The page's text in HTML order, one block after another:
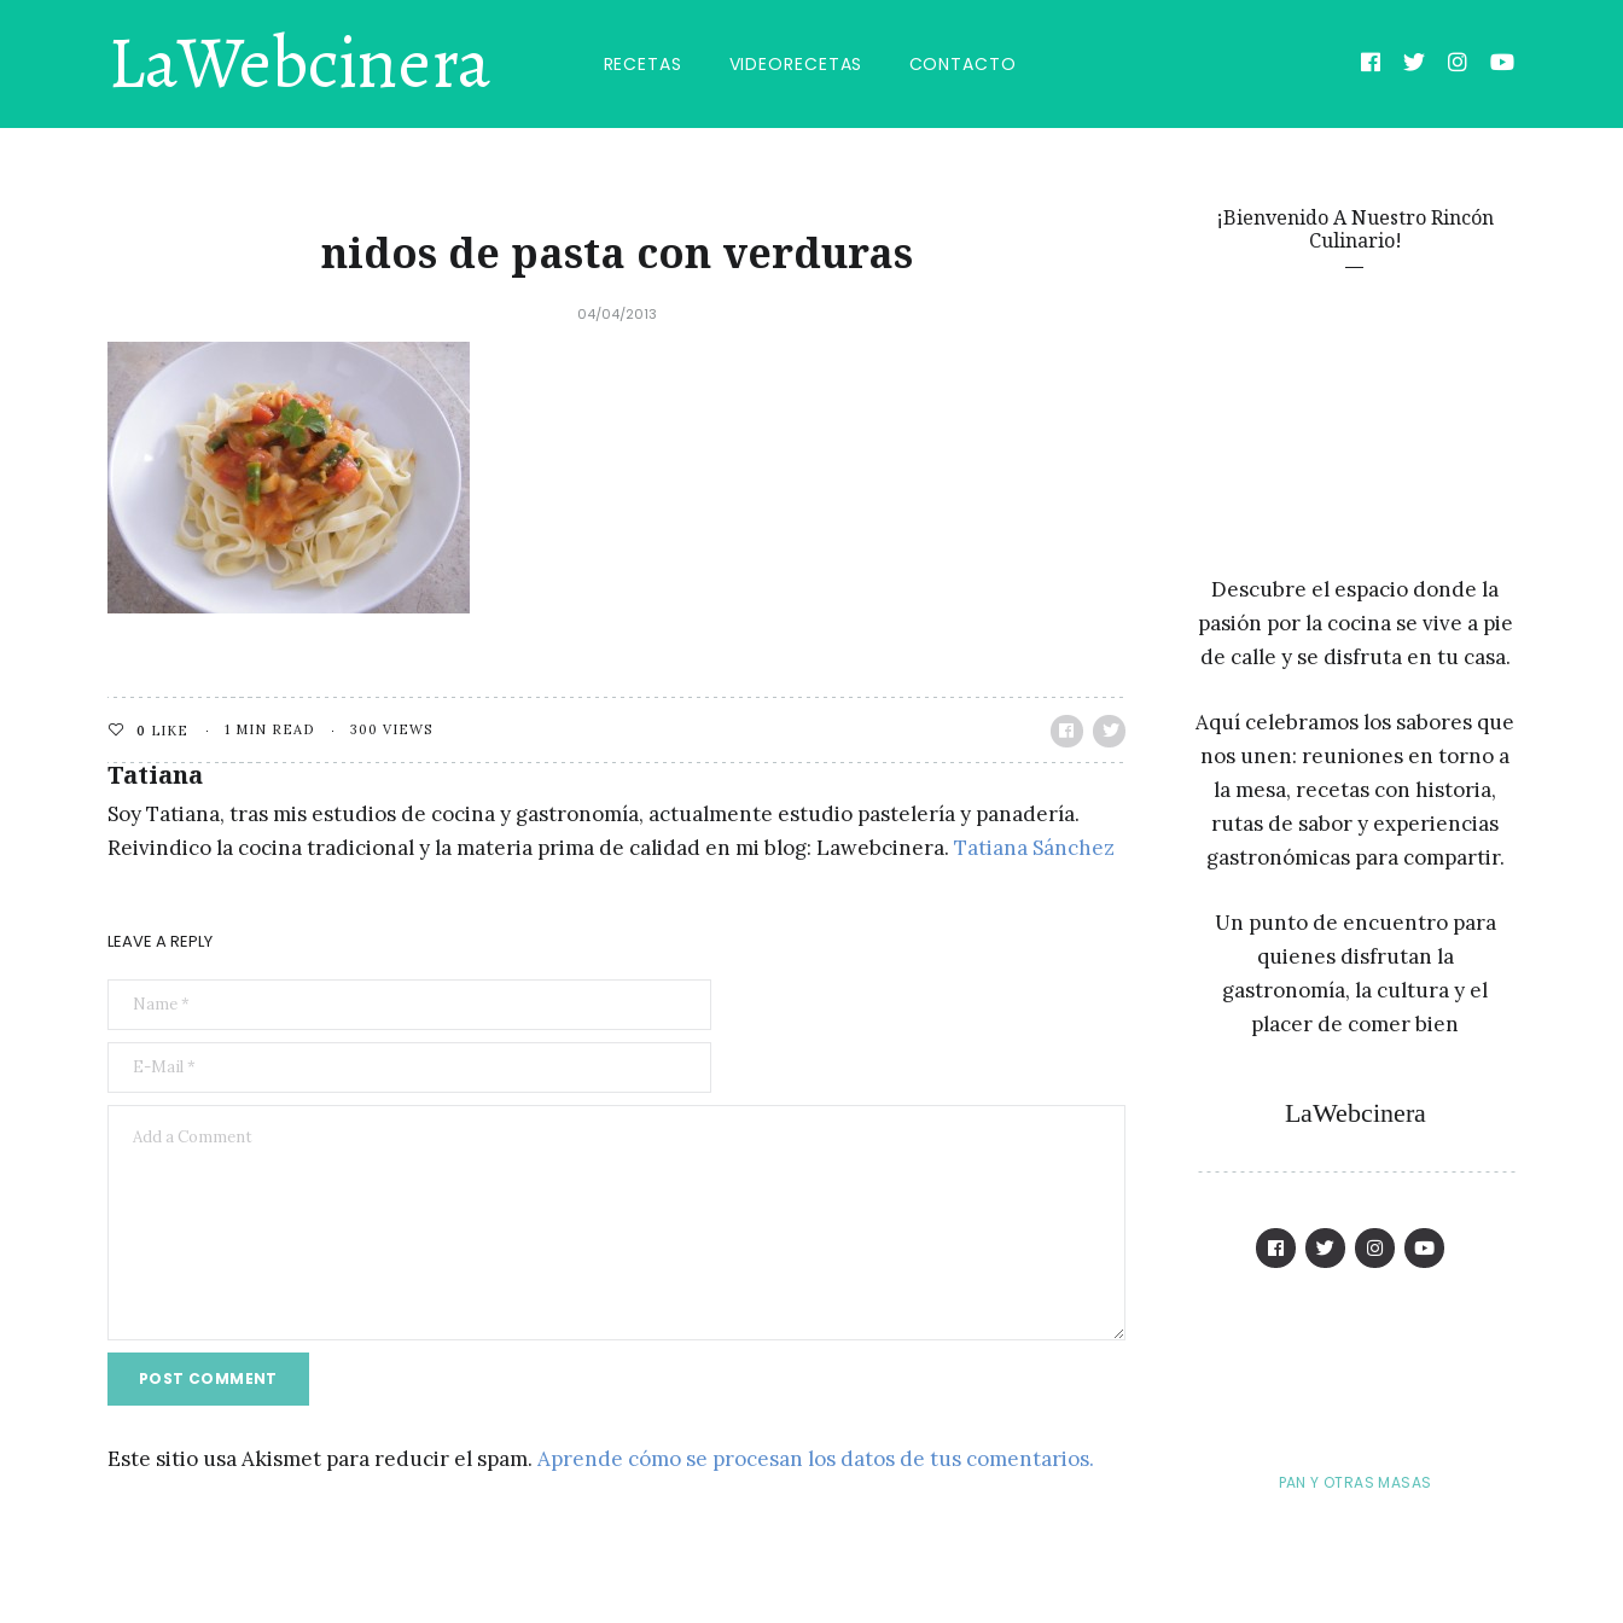
LaWebcinera RECETAS VIDEORECETAS CONTACTO
nidos de pasta con verduras
04/04/2013
0 LIKE 1 MIN READ 300 VIEWS
Tatiana
Soy Tatiana, tras mis estudios de cocina y gastronomía, actualmente estudio pastelería y panadería.
Reivindico la cocina tradicional y la materia prima de calidad en mi blog: Lawebcinera. Tatiana Sánchez
LEAVE A REPLY
Este sitio usa Akismet para reducir el spam. Aprende cómo se procesan los datos de tus comentarios.
¡Bienvenido A Nuestro Rincón
Culinario!
Descubre el espacio donde la
pasión por la cocina se vive a pie
de calle y se disfruta en tu casa.
Aquí celebramos los sabores que
nos unen: reuniones en torno a
la mesa, recetas con historia,
rutas de sabor y experiencias
gastronómicas para compartir.
Un punto de encuentro para
quienes disfrutan la
gastronomía, la cultura y el
placer de comer bien
LaWebcinera
PAN Y OTRAS MASAS